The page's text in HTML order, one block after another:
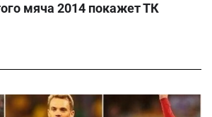
мяча 2014 покажет ТК